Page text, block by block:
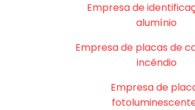
Empresa de
alumínio
Empresa de placas de
incêndio
Empresa de